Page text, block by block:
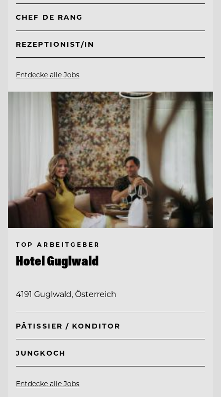
CHEF DE RANG
REZEPTIONIST/IN
Entdecke alle Jobs
TOP ARBEITGEBER
Hotel Guglwald
4191 Guglwald, Österreich
PÂTISSIER / KONDITOR
JUNGKOCH
Entdecke alle Jobs